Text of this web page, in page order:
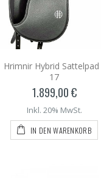
Hrimnir Hybrid
17
1.899,00 €
Inkl. 20% MwSt.
IN DEN WARENKORB